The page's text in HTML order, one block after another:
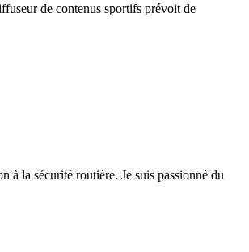
de contenus sportifs prévoit de
à la sécurité routière. Je suis passionné du